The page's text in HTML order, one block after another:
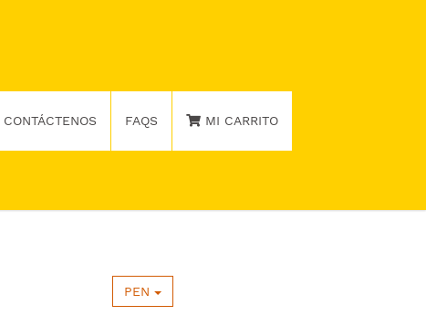
CONTÁCTENOS FAQS MI CARRITO
PEN